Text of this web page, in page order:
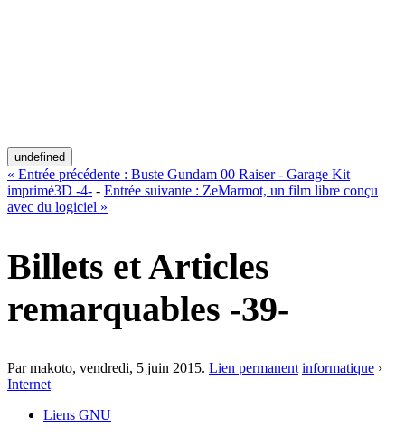
undefined
« Entrée précédente : Buste Gundam 00 Raiser - Garage Kit
imprimé3D -4- - Entrée suivante : ZeMarmot, un film libre conçu
avec du logiciel »
Billets et Articles
remarquables -39-
Par makoto, vendredi, 5 juin 2015. Lien permanent informatique ›
Internet
Liens GNU